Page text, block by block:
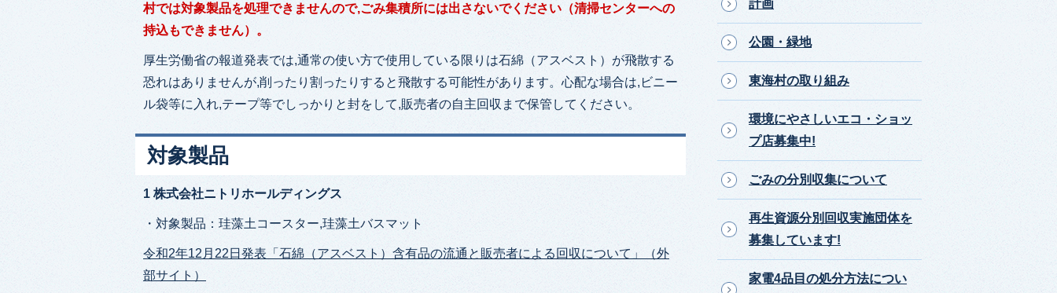
村では対象製品を処理できませんので,ごみ集積所には出さないでください（清掃センターへの
持込もできません）。
厚生労働省の報道発表では,通常の使い方で使用している限りは石綿（アスベスト）が飛散する
恐れはありませんが,削ったり割ったりすると飛散する可能性があります。心配な場合は,ビニー
ル袋等に入れ,テープ等でしっかりと封をして,販売者の自主回収まで保管してください。
対象製品
1 株式会社ニトリホールディングス
・対象製品：珪藻土コースター,珪藻土バスマット
令和2年12月22日発表「石綿（アスベスト）含有品の流通と販売者による回収について」（外
部サイト）
計画
公園・緑地
東海村の取り組み
環境にやさしいエコ・ショッ
プ店募集中!
ごみの分別収集について
再生資源分別回収実施団体を
募集しています!
家電4品目の処分方法につい